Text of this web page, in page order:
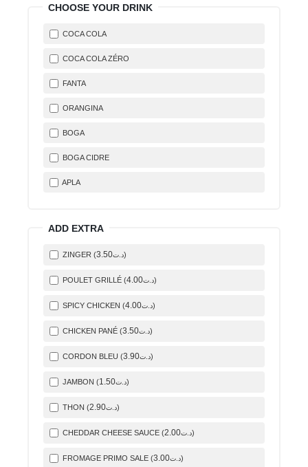
CHOOSE YOUR DRINK
COCA COLA
COCA COLA ZÉRO
FANTA
ORANGINA
BOGA
BOGA CIDRE
APLA
ADD EXTRA
ZINGER ( د.ت 3.50 )
POULET GRILLÉ ( د.ت 4.00 )
SPICY CHICKEN ( د.ت 4.00 )
CHICKEN PANÉ ( د.ت 3.50 )
CORDON BLEU ( د.ت 3.90 )
JAMBON ( د.ت 1.50 )
THON ( د.ت 2.90 )
CHEDDAR CHEESE SAUCE ( د.ت 2.00 )
FROMAGE PRIMO SALE ( د.ت 3.00 )